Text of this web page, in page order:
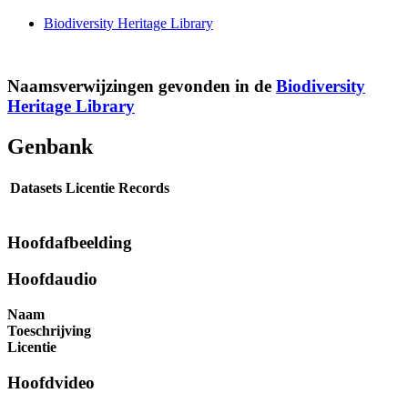
Biodiversity Heritage Library
Naamsverwijzingen gevonden in de Biodiversity
Heritage Library
Genbank
Datasets Licentie Records
Hoofdafbeelding
Hoofdaudio
Naam
Toeschrijving
Licentie
Hoofdvideo